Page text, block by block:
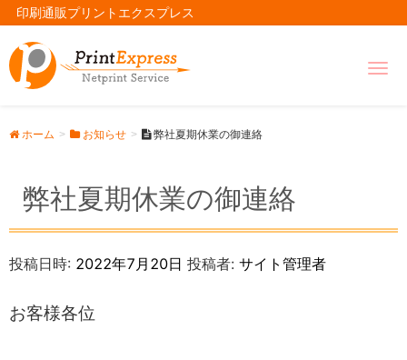
印刷通販プリントエクスプレス
ホーム お知らせ 弊社夏期休業の御連絡
弊社夏期休業の御連絡
投稿日時: 2022年7月20日 投稿者: サイト管理者
お客様各位